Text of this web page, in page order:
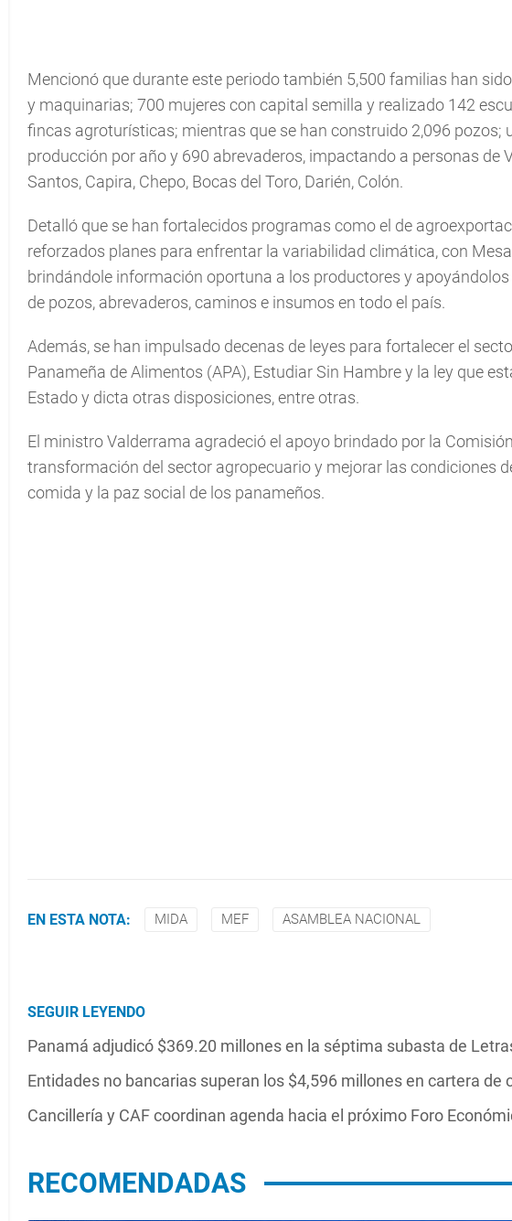
Mencionó que durante este periodo también 5,500 familias han
y maquinarias; 700 mujeres con capital semilla y realizado 142
fincas agroturísticas; mientras que se han construido 2,096 pozos;
producción por año y 690 abrevaderos, impactando a personas de
Santos, Capira, Chepo, Bocas del Toro, Darién, Colón.
Detalló que se han fortalecidos programas como el de
reforzados planes para enfrentar la variabilidad climática, con
brindándole información oportuna a los productores y
de pozos, abrevaderos, caminos e insumos en todo el país.
Además, se han impulsado decenas de leyes para fortalecer el
Panameña de Alimentos (APA), Estudiar Sin Hambre y la ley que
Estado y dicta otras disposiciones, entre otras.
El ministro Valderrama agradeció el apoyo brindado por la
transformación del sector agropecuario y mejorar las condiciones
comida y la paz social de los panameños.
EN ESTA NOTA: MIDA MEF ASAMBLEA NACIONAL
SEGUIR LEYENDO
Panamá adjudicó $369.20 millones en la séptima subasta de
Entidades no bancarias superan los $4,596 millones en cartera de
Cancillería y CAF coordinan agenda hacia el próximo Foro
RECOMENDADAS